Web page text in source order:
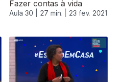
Fazer contas à vida
Aula 30 | 27 min. | 23 fev. 2021